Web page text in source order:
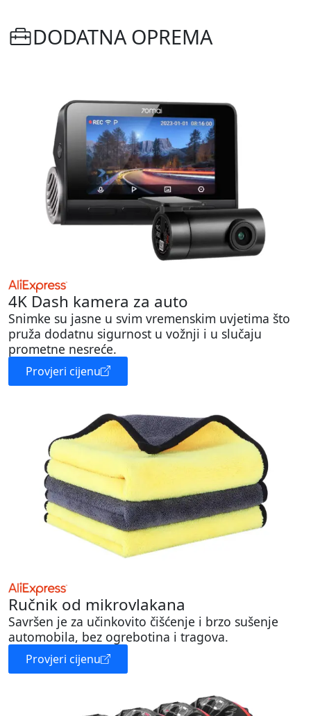
DODATNA OPREMA
4K Dash kamera za auto
Snimke su jasne u svim vremenskim uvjetima što
pruža dodatnu sigurnost u vožnji i u slučaju
prometne nesreće.
Provjeri cijenu
Ručnik od mikrovlakana
Savršen je za učinkovito čišćenje i brzo sušenje
automobila, bez ogrebotina i tragova.
Provjeri cijenu